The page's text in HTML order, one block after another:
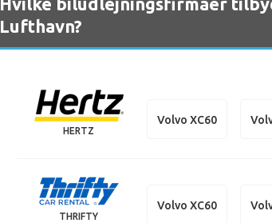
Lufthavn?
HERTZ
Volvo XC60
THRIFTY
Volvo XC60